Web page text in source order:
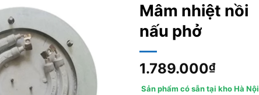
Mâm nhiệt nồi
nấu phở
1.789.000₫
Sản phẩm có sẵn tại kho Hà Nội